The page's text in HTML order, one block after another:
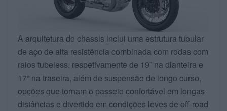
A arquitetura do chassis inclui uma estrutura tubular
de aço de alta resistência combinada com rodas com
raios tubeless, respetivamente de 19” na dianteira e
17” na traseira, além de suspensão de longo curso,
opções que tornam o passeio confortável em longas
distâncias e divertido em condições leves de off-road